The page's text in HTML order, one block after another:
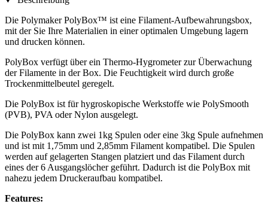
Die Polymaker PolyBox™ ist eine Filament-Aufbewahrungsbox,
mit der Sie Ihre Materialien in einer optimalen Umgebung lagern
und drucken können.
PolyBox verfügt über ein Thermo-Hygrometer zur Überwachung
der Filamente in der Box. Die Feuchtigkeit wird durch große
Trockenmittelbeutel geregelt.
Die PolyBox ist für hygroskopische Werkstoffe wie PolySmooth
(PVB), PVA oder Nylon ausgelegt.
Die PolyBox kann zwei 1kg Spulen oder eine 3kg Spule aufnehmen
und ist mit 1,75mm und 2,85mm Filament kompatibel. Die Spulen
werden auf gelagerten Stangen platziert und das Filament durch
eines der 6 Ausgangslöcher geführt. Dadurch ist die PolyBox mit
nahezu jedem Druckeraufbau kompatibel.
Features: